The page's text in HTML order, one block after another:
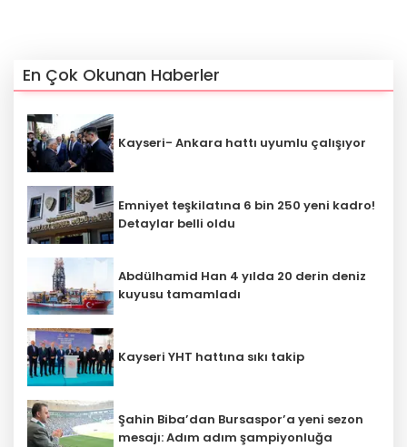
En Çok Okunan Haberler
Kayseri- Ankara hattı uyumlu çalışıyor
Emniyet teşkilatına 6 bin 250 yeni kadro!
Detaylar belli oldu
Abdülhamid Han 4 yılda 20 derin deniz
kuyusu tamamladı
Kayseri YHT hattına sıkı takip
Şahin Biba’dan Bursaspor’a yeni sezon
mesajı: Adım adım şampiyonluğa